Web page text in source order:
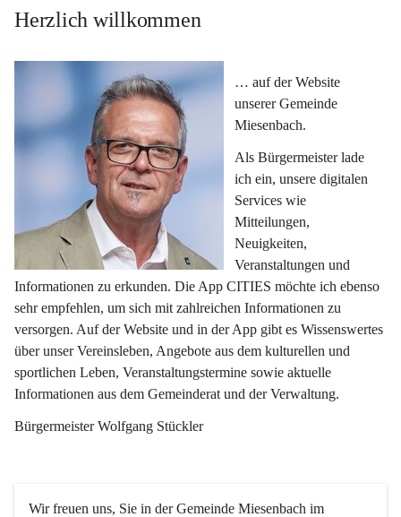
Herzlich willkommen
… auf der Website
unserer Gemeinde
Miesenbach.
Als Bürgermeister lade
ich ein, unsere digitalen
Services wie
Mitteilungen,
Neuigkeiten,
Veranstaltungen und
Informationen zu erkunden. Die App CITIES möchte ich ebenso
sehr empfehlen, um sich mit zahlreichen Informationen zu
versorgen. Auf der Website und in der App gibt es Wissenswertes
über unser Vereinsleben, Angebote aus dem kulturellen und
sportlichen Leben, Veranstaltungstermine sowie aktuelle
Informationen aus dem Gemeinderat und der Verwaltung.
Bürgermeister Wolfgang Stückler
Wir freuen uns, Sie in der Gemeinde Miesenbach im